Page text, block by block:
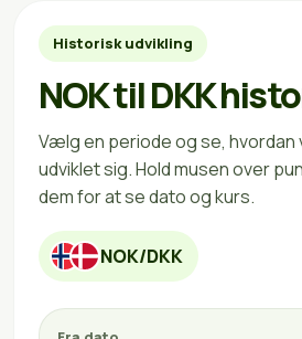
Historisk udvikling
NOK til DKK
Vælg en periode og se, hvordan
udviklet sig. Hold musen over
dem for at se dato og kurs.
NOK/DKK